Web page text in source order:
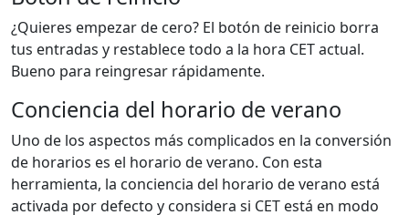
¿Quieres empezar de cero? El botón de reinicio borra
tus entradas y restablece todo a la hora CET actual.
Bueno para reingresar rápidamente.
Conciencia del horario de verano
Uno de los aspectos más complicados en la conversión
de horarios es el horario de verano. Con esta
herramienta, la conciencia del horario de verano está
activada por defecto y considera si CET está en modo